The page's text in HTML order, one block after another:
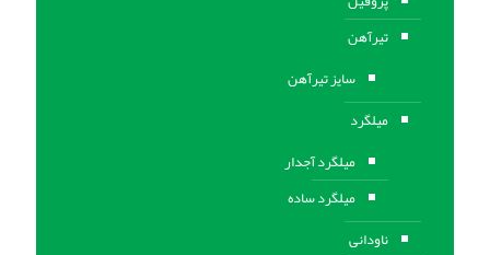
تیرآهن
سایز تیرآهن
میلگرد
میلگرد آجدار
میلگرد ساده
ناودانی